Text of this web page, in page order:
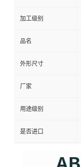
加工级别
品名
外形尺寸
厂家
用途级别
是否进口